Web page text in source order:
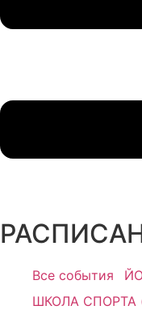
Все события
ШКОЛА СПОРТА